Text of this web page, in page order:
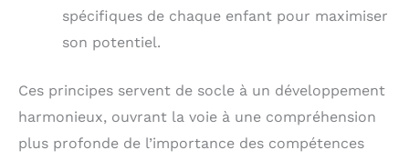
spécifiques de chaque enfant pour maximiser
son potentiel.
Ces principes servent de socle à un développement
harmonieux, ouvrant la voie à une compréhension
plus profonde de l’importance des compétences